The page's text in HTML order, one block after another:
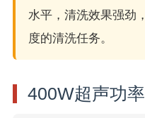
水平，清洗效果强劲
度的清洗任务。
400W超声功